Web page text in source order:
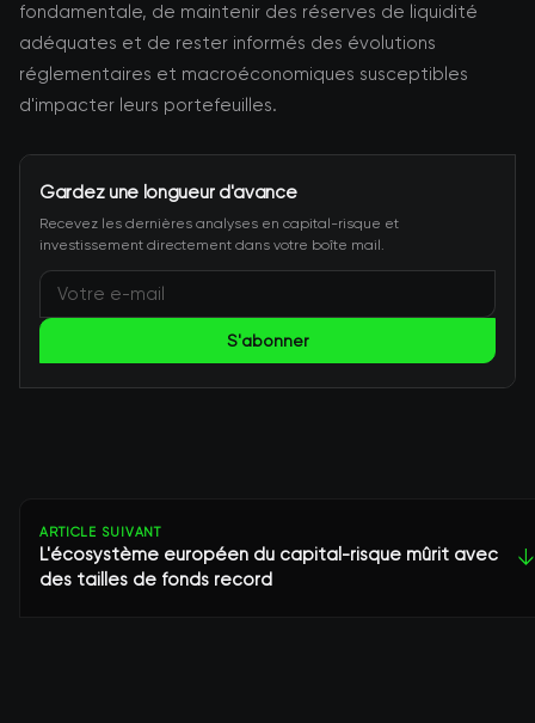
fondamentale, de maintenir des réserves de liquidité
adéquates et de rester informés des évolutions
réglementaires et macroéconomiques susceptibles
d'impacter leurs portefeuilles.
Gardez une longueur d'avance
Recevez les dernières analyses en capital-risque et
investissement directement dans votre boîte mail.
S'abonner
ARTICLE SUIVANT
L'écosystème européen du capital-risque mûrit avec
des tailles de fonds record
↓